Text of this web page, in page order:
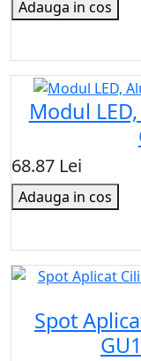
Adauga in cos
Modul
68.87 Lei
Adauga in cos
Spot